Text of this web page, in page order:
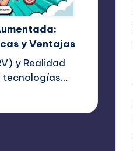
y Ventajas
y Realidad
tecnologías…